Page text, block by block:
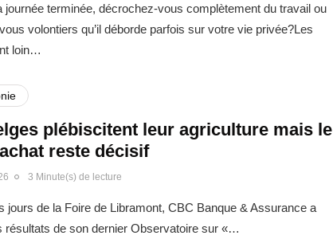
journée terminée, décrochez-vous complètement du travail ou
volontiers qu’il déborde parfois sur votre vie privée?Les
loin…
plébiscitent leur agriculture mais le
reste décisif
3 Minute(s) de lecture
jours de la Foire de Libramont, CBC Banque & Assurance a
résultats de son dernier Observatoire sur «…